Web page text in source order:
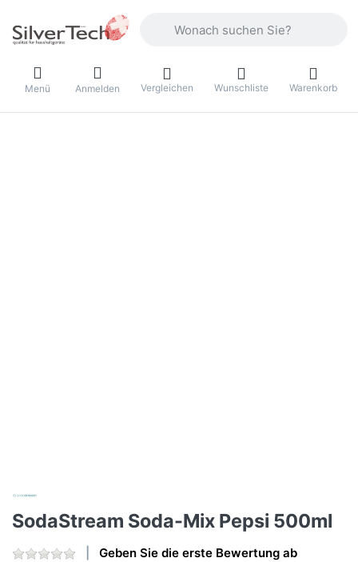
Menü Anmelden Vergleichen Wunschliste Warenkorb
SodaStream Soda-Mix Pepsi 500ml
Geben Sie die erste Bewertung ab